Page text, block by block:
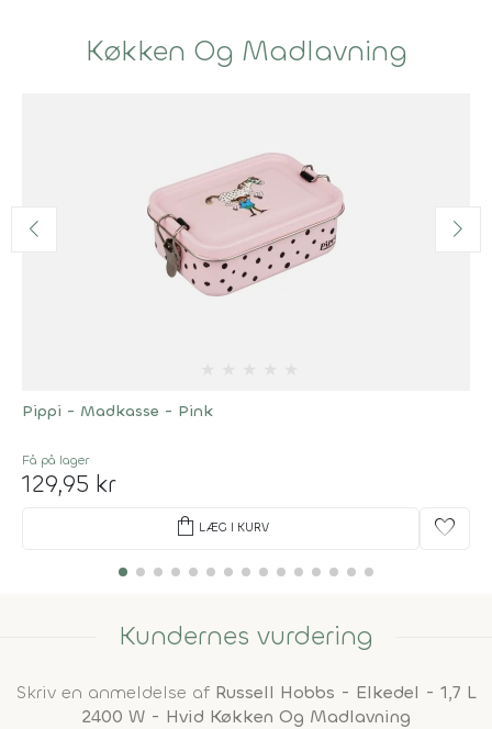
Køkken Og Madlavning
Pippi - Madkasse - Pink
Få på lager
129,95 kr
shopping_bag LÆG I KURV favorite
Kundernes vurdering
Skriv en anmeldelse af Russell Hobbs - Elkedel - 1,7 L
2400 W - Hvid Køkken Og Madlavning